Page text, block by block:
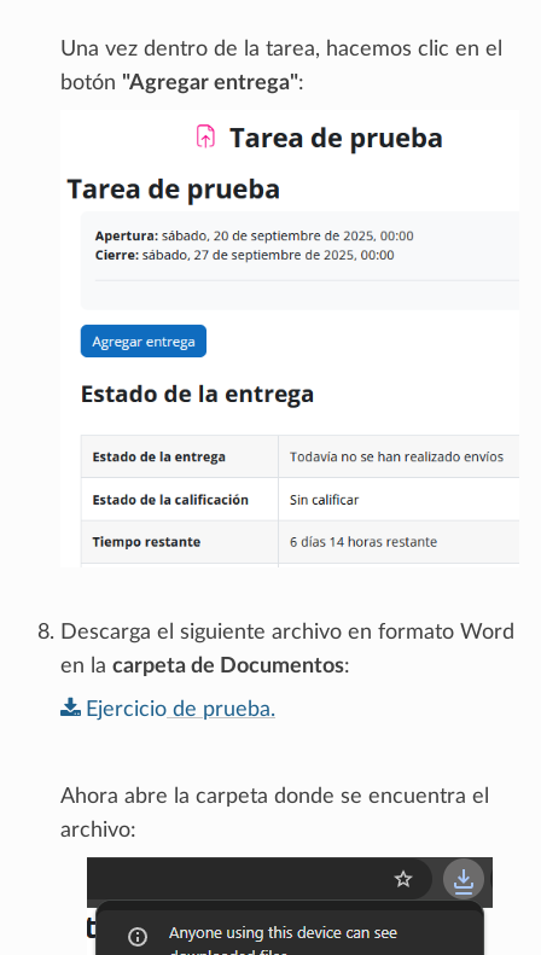
Una vez dentro de la tarea, hacemos clic en el
botón "Agregar entrega":
Descarga el siguiente archivo en formato Word
en la carpeta de Documentos:
Ejercicio de prueba.
Ahora abre la carpeta donde se encuentra el
archivo: